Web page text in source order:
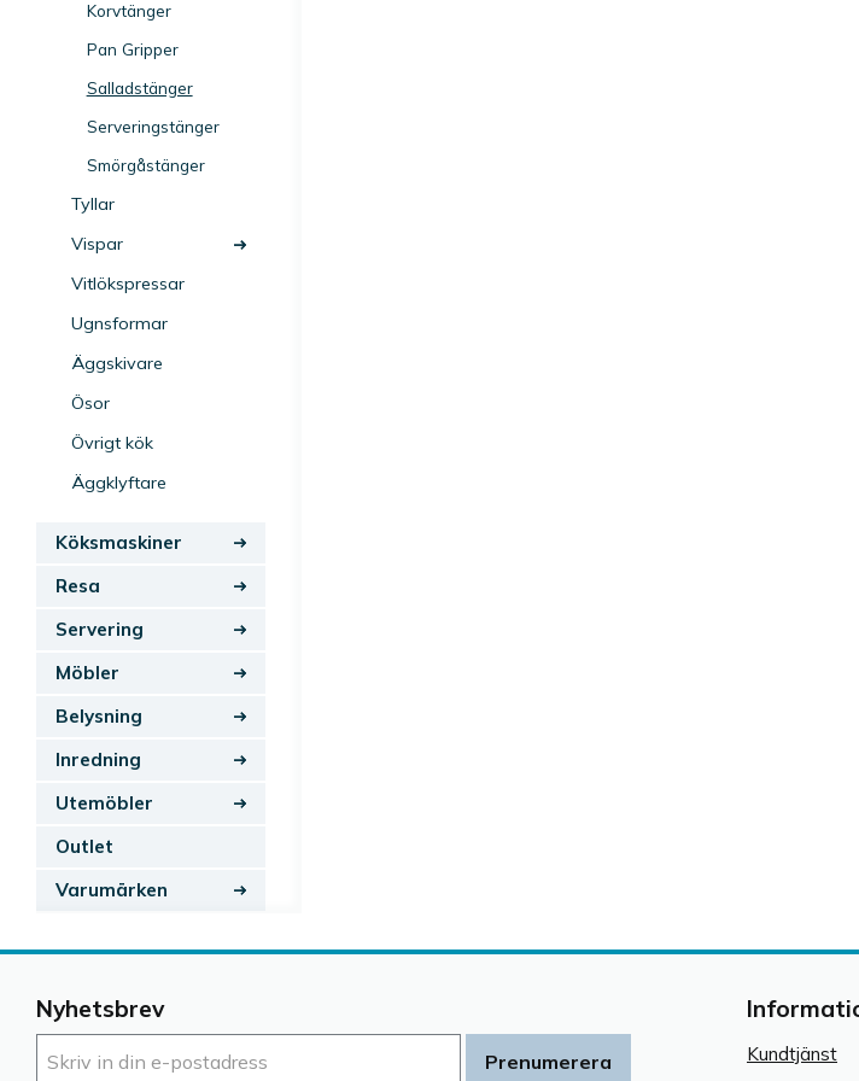
Korvtänger
Pan Gripper
Salladstänger
Serveringstänger
Smörgåstänger
Tyllar
Vispar
Vitlökspressar
Ugnsformar
Äggskivare
Ösor
Övrigt kök
Äggklyftare
Köksmaskiner
Resa
Servering
Möbler
Belysning
Inredning
Utemöbler
Outlet
Varumärken
Nyhetsbrev
Prenumerera Kundtjänst